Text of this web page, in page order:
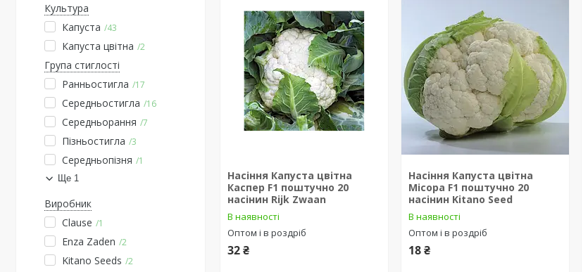
Культура
Капуста
43
Капуста цвітна 2
Група стиглості
Ранньостигла
17
Середньостигла 16
Середньорання 7
Пізньостигла 3
Середньопізня 1
Ще 1
Виробник
Clause
1
Enza Zaden 2
Kitano Seeds 2
Насіння Капуста цвітна
Каспер F1 поштучно 20
насінин Rijk Zwaan
В наявності
Оптом і в роздріб
32 ₴
Насіння Капуста цвітна
Місора F1 поштучно 20
насінин Kitano Seed
В наявності
Оптом і в роздріб
18 ₴